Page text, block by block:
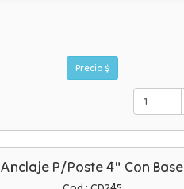
Precio $
Anclaje P/poste 4" Con Base